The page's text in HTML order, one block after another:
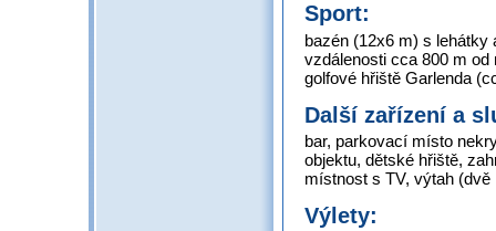
Sport:
bazén (12x6 m) s lehátky
vzdálenosti cca 800 m
golfové hřiště Garlenda
Další zařízení a
bar, parkovací místo
objektu, dětské hřiště,
místnost s TV, výtah
Výlety: